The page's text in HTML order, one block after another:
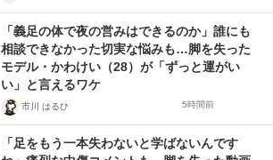
「義足の体で夜の営みはできるのか」誰にも
相談できなかった切実な悩みも…脚を失った
モデル・かわけい（28）が「ずっと運がい
い」と言えるワケ
市川 はるひ 5時間前
「足をもう一本失わないと学ばないんです